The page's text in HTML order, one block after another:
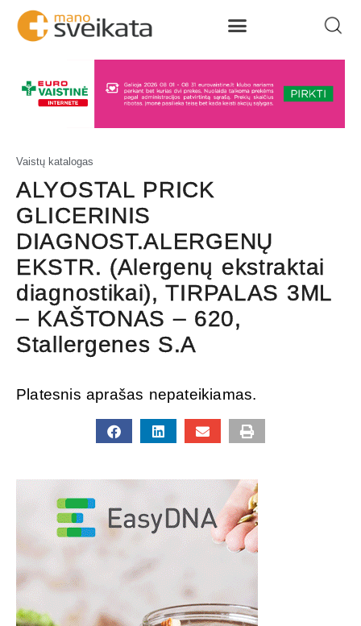
Vaistų katalogas
ALYOSTAL PRICK
GLICERINIS
DIAGNOST.ALERGENŲ
EKSTR. (Alergenų ekstraktai
diagnostikai), TIRPALAS 3ML
– KAŠTONAS – 620,
Stallergenes S.A
Platesnis aprašas nepateikiamas.